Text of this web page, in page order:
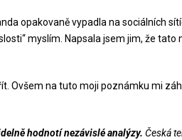
opakovaně vypadla na sociálních
myslím. Napsala jsem jim, že
Ovšem na tuto moji poznámku mi
hodnotí nezávislé analýzy. Česká